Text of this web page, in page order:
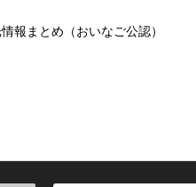
報まとめ（おいなご公認）